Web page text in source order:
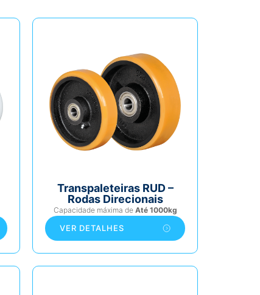
Transpaleteiras RUD –
Rodas Direcionais
Capacidade máxima de Até 1000kg
VER DETALHES